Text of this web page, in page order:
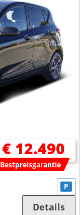
€ 12.490
Bestpreisgarantie
P
Details